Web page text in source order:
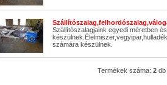
Szállítószalagjaink egyedi méretben
számára készülnek.
Termékek száma: 2 db